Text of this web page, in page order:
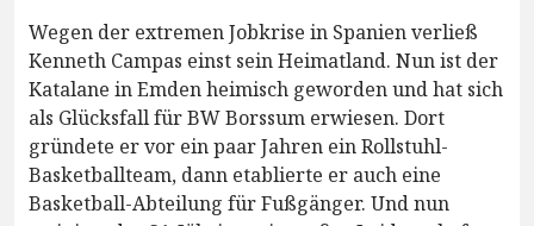
Wegen der extremen Jobkrise in Spanien verließ
Kenneth Campas einst sein Heimatland. Nun ist der
Katalane in Emden heimisch geworden und hat sich
als Glücksfall für BW Borssum erwiesen. Dort
gründete er vor ein paar Jahren ein Rollstuhl-
Basketballteam, dann etablierte er auch eine
Basketball-Abteilung für Fußgänger. Und nun